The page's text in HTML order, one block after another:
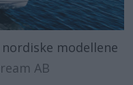
modellene
AB